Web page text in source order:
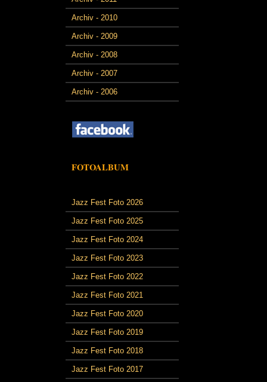
Archiv - 2010
Archiv - 2009
Archiv - 2008
Archiv - 2007
Archiv - 2006
FOTOALBUM
Jazz Fest Foto 2026
Jazz Fest Foto 2025
Jazz Fest Foto 2024
Jazz Fest Foto 2023
Jazz Fest Foto 2022
Jazz Fest Foto 2021
Jazz Fest Foto 2020
Jazz Fest Foto 2019
Jazz Fest Foto 2018
Jazz Fest Foto 2017